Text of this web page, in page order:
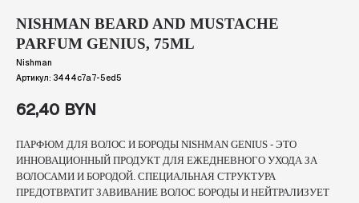
NISHMAN BEARD AND MUSTACHE
PARFUM GENIUS, 75ML
Nishman
Артикул: 3444c7a7-5ed5
62,40 BYN
ПАРФЮМ ДЛЯ ВОЛОС И БОРОДЫ NISHMAN GENIUS - ЭТО
ИННОВАЦИОННЫЙ ПРОДУКТ ДЛЯ ЕЖЕДНЕВНОГО УХОДА ЗА
ВОЛОСАМИ И БОРОДОЙ. СПЕЦИАЛЬНАЯ СТРУКТУРА
ПРЕДОТВРАТИТ ЗАВИВАНИЕ ВОЛОС БОРОДЫ И НЕЙТРАЛИЗУЕТ